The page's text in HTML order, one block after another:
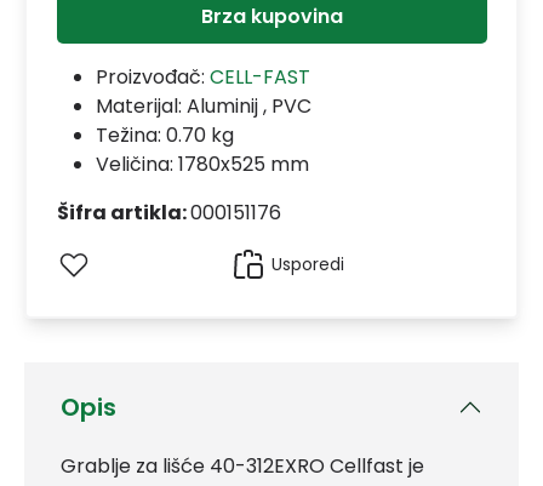
Opis
Grablje za lišće 40-312EXRO Cellfast je
Brza kupovina
Proizvođač: CELL-FAST
Materijal: Aluminij , PVC
Težina: 0.70 kg
Veličina: 1780x525 mm
Šifra artikla:000151176
Usporedi